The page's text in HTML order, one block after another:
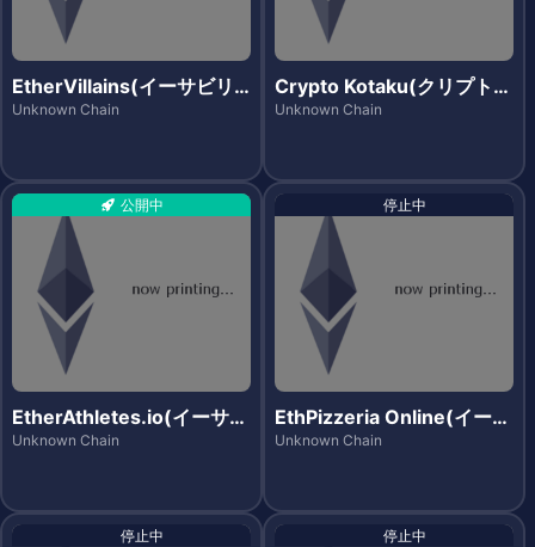
EtherVillains(イーサビリ
アンズ)
Unknown Chain
Crypto Kotaku(クリプトコ
タツ)
Unknown Chain
公開中
EtherAthletes.io(イーサア
スリーツ)
Unknown Chain
停止中
EthPizzeria Online(イース
ピッツエリアオンライン)
Unknown Chain
停止中 停止中